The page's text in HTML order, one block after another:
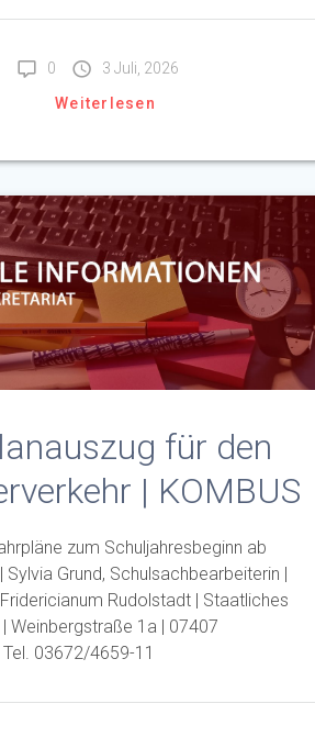
0
3 Juli, 2026
Weiterlesen
für den
| KOMBUS
zum Schuljahresbeginn ab
Sylvia Grund, Schulsachbearbeiterin |
Rudolstadt | Staatliches
Weinbergstraße 1a | 07407
03672/4659-11